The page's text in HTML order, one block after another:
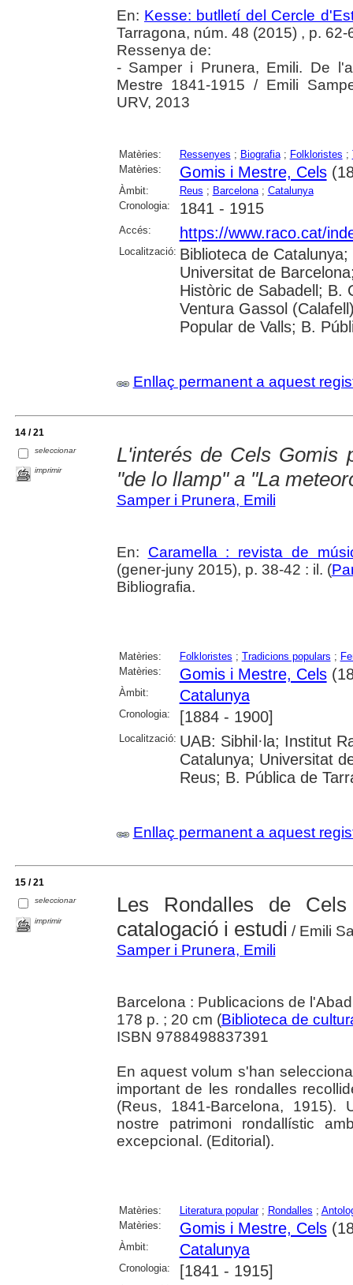
En: Kesse: butlletí del Cercle
Tarragona, núm. 48 (2015) , p. 62-
Ressenya de:
- Samper i Prunera, Emili. De
Mestre 1841-1915 / Emili
URV, 2013
Matèries: Ressenyes ; Biografia; Folkloristes ;
Matèries:
Gomis i Mestre, Cels
Àmbit: Reus ; Barcelona; Catalunya
Cronologia:
1841 - 1915
Accés: https://www.raco.cat/
Localització: Biblioteca de
Universitat de
Històric de Sabadell; B.
Ventura Gassol
Popular de Valls; B.
Enllaç permanent a aquest
14 / 21
seleccionar
imprimir
L'interés de Cels Gomis
"de lo llamp" a "La
Samper i Prunera, Emili
En: Caramella : revista de
(gener-juny 2015), p. 38-42 : il. (
Bibliografia.
Matèries: Folkloristes ; Tradicions populars ;
Matèries:
Gomis i Mestre, Cels
Àmbit: Catalunya
Cronologia: [1884 - 1900]
Localització: UAB: Sibhil·la; Institut
Catalunya; Universitat
Reus; B. Pública de
Enllaç permanent a aquest
15 / 21
seleccionar
imprimir
Les Rondalles de
catalogació i estudi / Emili
Samper i Prunera, Emili
Barcelona : Publicacions de
178 p. ; 20 cm (Biblioteca de
ISBN 9788498837391
En aquest volum s'han
important de les rondalles
(Reus, 1841-Barcelona,
nostre patrimoni rondallístic
excepcional. (Editorial).
Matèries: Literatura popular; Rondalles ;
Matèries:
Gomis i Mestre, Cels
Àmbit: Catalunya
Cronologia: [1841 - 1915]